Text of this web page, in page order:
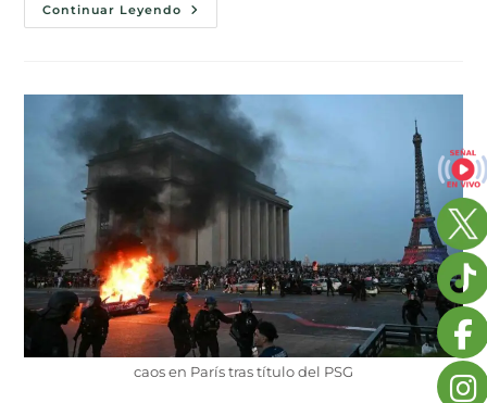
Continuar Leyendo
caos en París tras título del PSG